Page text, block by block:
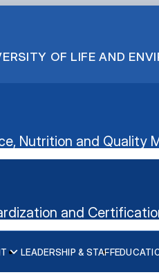
OF LIFE AND
Nutrition and Quality
and
and present day
LEADERSHIP & STAFF
Standardization, and
and Certification